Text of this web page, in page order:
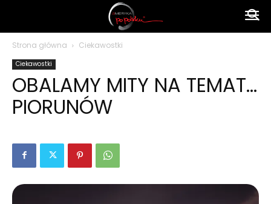
Strona główna Ciekawostki
Ciekawostki
OBALAMY MITY NA TEMAT…
PIORUNÓW